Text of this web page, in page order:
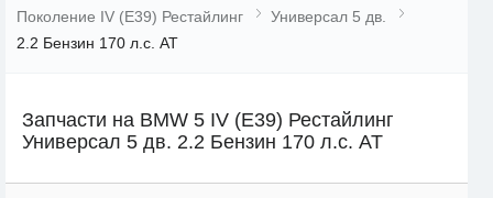
Поколение IV (E39) Рестайлинг
Универсал 5 дв.
2.2 Бензин 170 л.с. AT
Запчасти на BMW 5 IV (E39) Рестайлинг
Универсал 5 дв. 2.2 Бензин 170 л.с. AT